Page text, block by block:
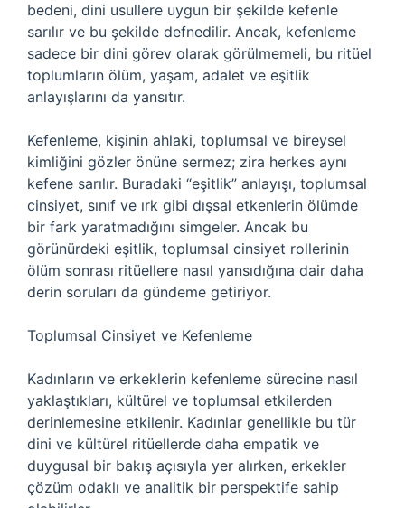
bedeni, dini usullere uygun bir şekilde kefenle
sarılır ve bu şekilde defnedilir. Ancak, kefenleme
sadece bir dini görev olarak görülmemeli, bu ritüel
toplumların ölüm, yaşam, adalet ve eşitlik
anlayışlarını da yansıtır.
Kefenleme, kişinin ahlaki, toplumsal ve bireysel
kimliğini gözler önüne sermez; zira herkes aynı
kefene sarılır. Buradaki “eşitlik” anlayışı, toplumsal
cinsiyet, sınıf ve ırk gibi dışsal etkenlerin ölümde
bir fark yaratmadığını simgeler. Ancak bu
görünürdeki eşitlik, toplumsal cinsiyet rollerinin
ölüm sonrası ritüellere nasıl yansıdığına dair daha
derin soruları da gündeme getiriyor.
Toplumsal Cinsiyet ve Kefenleme
Kadınların ve erkeklerin kefenleme sürecine nasıl
yaklaştıkları, kültürel ve toplumsal etkilerden
derinlemesine etkilenir. Kadınlar genellikle bu tür
dini ve kültürel ritüellerde daha empatik ve
duygusal bir bakış açısıyla yer alırken, erkekler
çözüm odaklı ve analitik bir perspektife sahip